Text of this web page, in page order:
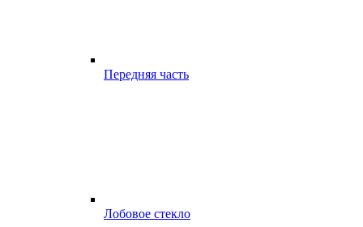
Передняя часть
Лобовое стекло